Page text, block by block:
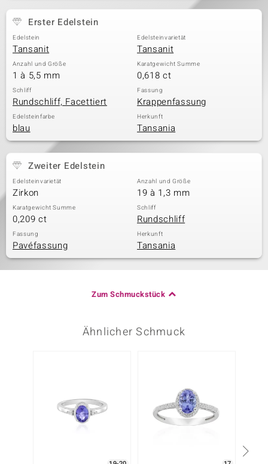
Erster Edelstein
Edelstein
Tansanit
Edelsteinvarietät
Tansanit
Anzahl und Größe
1 à 5,5 mm
Karatgewicht Summe
0,618 ct
Schliff
Rundschliff, Facettiert
Fassung
Krappenfassung
Edelsteinfarbe
blau
Herkunft
Tansania
Zweiter Edelstein
Edelsteinvarietät
Zirkon
Anzahl und Größe
19 à 1,3 mm
Karatgewicht Summe
0,209 ct
Schliff
Rundschliff
Fassung
Pavéfassung
Herkunft
Tansania
Zum Schmuckstück
Ähnlicher Schmuck